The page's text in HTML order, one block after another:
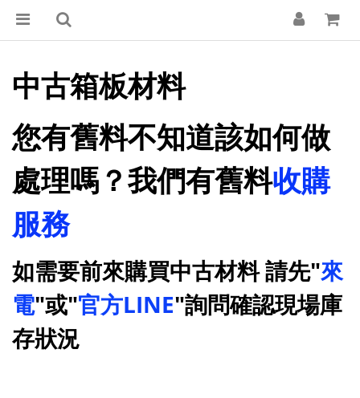
中古箱板材料
您有舊料不知道該如何做
處理嗎？我們有舊料收購
服務
如需要前來購買中古材料 請先"來
電"或"官方LINE"詢問確認現場庫
存狀況